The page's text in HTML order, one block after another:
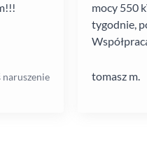
naruszenie
mocy 550
tygodnie,
tomasz m.